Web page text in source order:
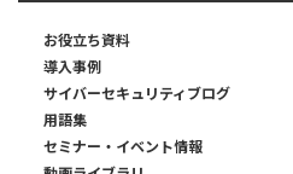
お役立ち資料
導入事例
サイバーセキュリティブログ
用語集
セミナー・イベント情報